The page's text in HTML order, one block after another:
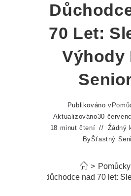
70 Let:
Výhody
Publikováno v
Aktualizováno30
18 minut čtení
Žádný
ByŠťastný
> Pomůcky
Jízdné pro důchodce nad 70 let: